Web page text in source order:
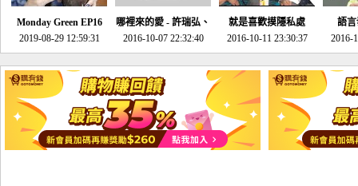
Monday Green EP16
超意外~環保原來可以
邊玩邊做！
2019-08-29 12:59:31
哪裡來的愛 - 許瑞弘、
李其芬
2016-10-07 22:32:40
就是喜歡摸隱私處
2016-10-11 23:30:37
語
2016-